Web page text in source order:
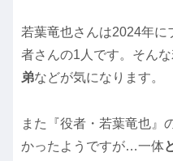
若葉竜也さんは2024年に
者さんの1人です。そん
弟などが気になります。
また『役者・若葉竜也』
かったようですが…一体